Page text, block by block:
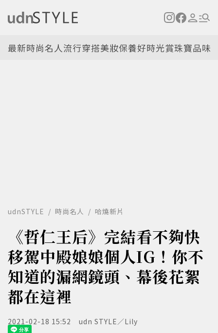
最新時尚名人流行穿搭美妝保養好時光賞珠寶品味
udnSTYLE 時尚名人 哈燒新片
《哲仁王后》完結看不夠快
移駕中殿娘娘個人IG！你不
知道的漏網鏡頭、幕後花絮
都在這裡
2021-02-18 15:52 udn STYLE／Lily